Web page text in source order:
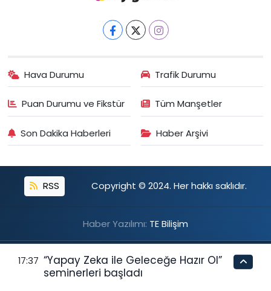
Hava Durumu Trafik Durumu
Puan Durumu ve Fikstür Tüm Manşetler
Son Dakika Haberleri Haber Arşivi
RSS Copyright © 2024. Her hakkı saklıdır.
Haber Yazılımı: TE Bilişim
17:37 “Yapay Zeka ile Geleceğe Hazır Ol”
seminerleri başladı